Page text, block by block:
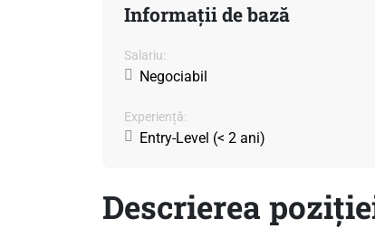
Informații de bază
Salariu:
Negociabil
Experiență:
Entry-Level (< 2 ani)
Descrierea